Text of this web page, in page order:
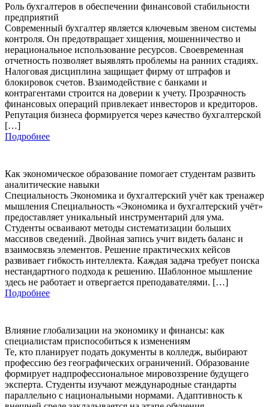
Роль бухгалтеров в обеспечении финансовой стабильности
предприятий
Современный бухгалтер является ключевым звеном системы
контроля. Он предотвращает хищения, мошенничество и
нерациональное использование ресурсов. Своевременная
отчетность позволяет выявлять проблемы на ранних стадиях.
Налоговая дисциплина защищает фирму от штрафов и
блокировок счетов. Взаимодействие с банками и
контрагентами строится на доверии к учету. Прозрачность
финансовых операций привлекает инвесторов и кредиторов.
Репутация бизнеса формируется через качество бухгалтерской
[…]
Подробнее
Как экономическое образование помогает студентам развить
аналитические навыки
Специальность Экономика и бухгалтерский учёт как тренажер
мышления Специальность «Экономика и бухгалтерский учёт»
предоставляет уникальный инструментарий для ума.
Студенты осваивают методы систематизации больших
массивов сведений. Двойная запись учит видеть баланс и
взаимосвязь элементов. Решение практических кейсов
развивает гибкость интеллекта. Каждая задача требует поиска
нестандартного подхода к решению. Шаблонное мышление
здесь не работает и отвергается преподавателями. […]
Подробнее
Влияние глобализации на экономику и финансы: как
специалистам приспособиться к изменениям
Те, кто планирует подать документы в колледж, выбирают
профессию без географических ограничений. Образование
формирует надпрофессиональное мировоззрение будущего
эксперта. Студенты изучают международные стандарты
параллельно с национальными нормами. Адаптивность к